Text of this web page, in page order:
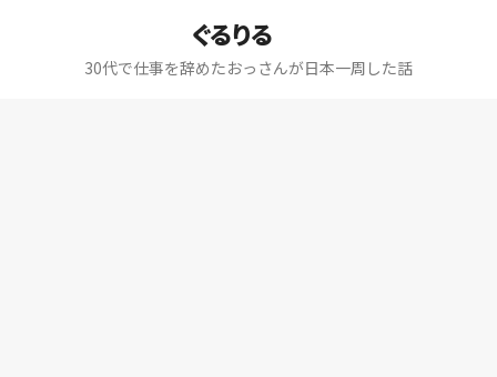
ぐるりる
30代で仕事を辞めたおっさんが日本一周した話